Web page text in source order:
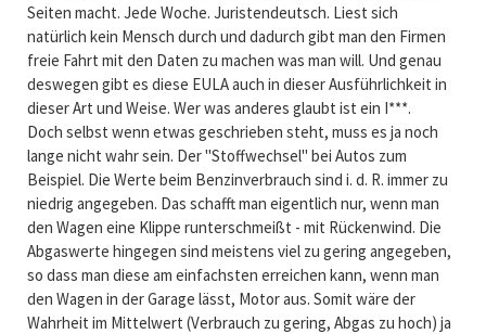
Seiten macht. Jede Woche. Juristendeutsch. Liest sich
natürlich kein Mensch durch und dadurch gibt man den Firmen
freie Fahrt mit den Daten zu machen was man will. Und genau
deswegen gibt es diese EULA auch in dieser Ausführlichkeit in
dieser Art und Weise. Wer was anderes glaubt ist ein I***.
Doch selbst wenn etwas geschrieben steht, muss es ja noch
lange nicht wahr sein. Der "Stoffwechsel" bei Autos zum
Beispiel. Die Werte beim Benzinverbrauch sind i. d. R. immer zu
niedrig angegeben. Das schafft man eigentlich nur, wenn man
den Wagen eine Klippe runterschmeißt - mit Rückenwind. Die
Abgaswerte hingegen sind meistens viel zu gering angegeben,
so dass man diese am einfachsten erreichen kann, wenn man
den Wagen in der Garage lässt, Motor aus. Somit wäre der
Wahrheit im Mittelwert (Verbrauch zu gering, Abgas zu hoch) ja